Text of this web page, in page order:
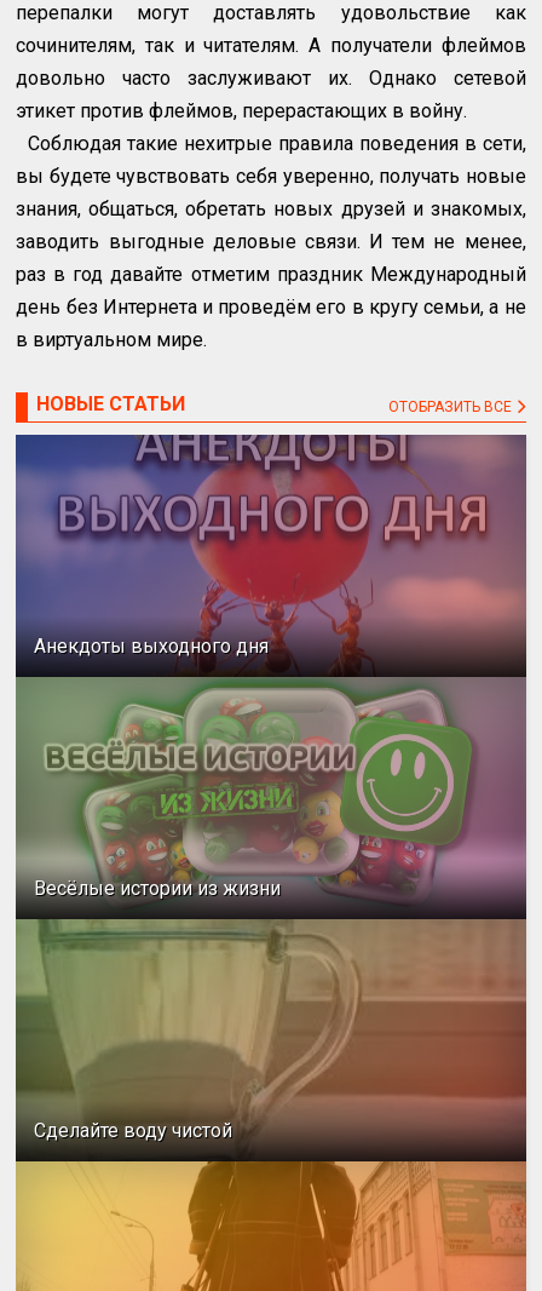
перепалки могут доставлять удовольствие как
сочинителям, так и читателям. А получатели флеймов
довольно часто заслуживают их. Однако сетевой
этикет против флеймов, перерастающих в войну.
Соблюдая такие нехитрые правила поведения в сети,
вы будете чувствовать себя уверенно, получать новые
знания, общаться, обретать новых друзей и знакомых,
заводить выгодные деловые связи. И тем не менее,
раз в год давайте отметим праздник Международный
день без Интернета и проведём его в кругу семьи, а не
в виртуальном мире.
НОВЫЕ СТАТЬИ ОТОБРАЗИТЬ ВСЕ
Анекдоты выходного дня
Весёлые истории из жизни
Сделайте воду чистой